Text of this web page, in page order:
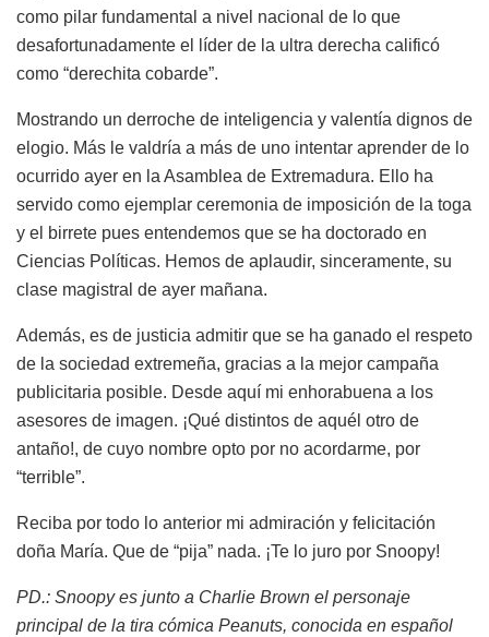
como pilar fundamental a nivel nacional de lo que
desafortunadamente el líder de la ultra derecha calificó
como “derechita cobarde”.
Mostrando un derroche de inteligencia y valentía dignos de
elogio. Más le valdría a más de uno intentar aprender de lo
ocurrido ayer en la Asamblea de Extremadura. Ello ha
servido como ejemplar ceremonia de imposición de la toga
y el birrete pues entendemos que se ha doctorado en
Ciencias Políticas. Hemos de aplaudir, sinceramente, su
clase magistral de ayer mañana.
Además, es de justicia admitir que se ha ganado el respeto
de la sociedad extremeña, gracias a la mejor campaña
publicitaria posible. Desde aquí mi enhorabuena a los
asesores de imagen. ¡Qué distintos de aquél otro de
antaño!, de cuyo nombre opto por no acordarme, por
“terrible”.
Reciba por todo lo anterior mi admiración y felicitación
doña María. Que de “pija” nada. ¡Te lo juro por Snoopy!
PD.: Snoopy es junto a Charlie Brown el personaje
principal de la tira cómica Peanuts, conocida en español